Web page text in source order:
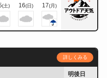
(土) 16(日) 17(月)
詳しくみる
明後日